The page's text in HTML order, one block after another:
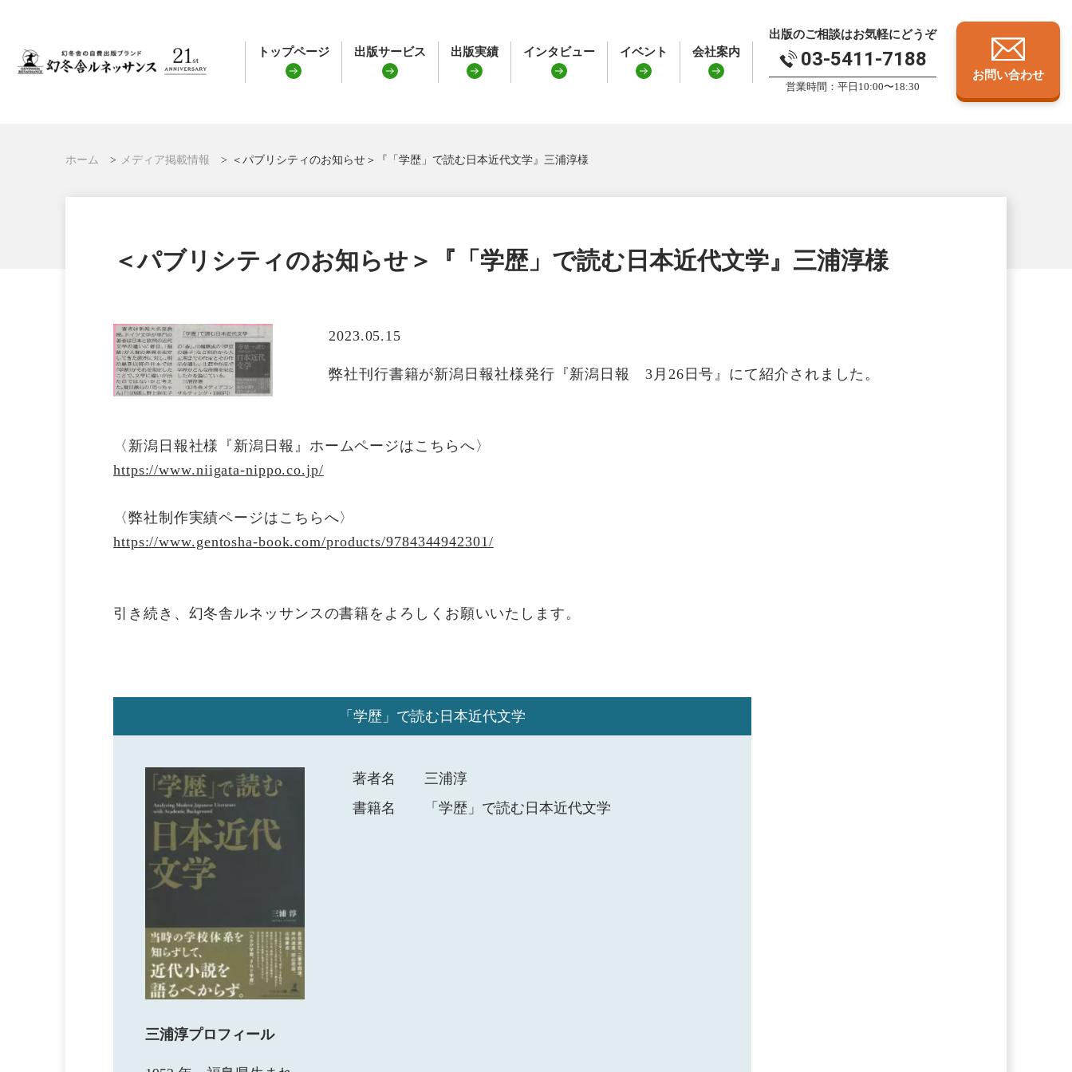
トップページ 出版サービス 出版実績 インタビュー イベント 会社案内
出版のご相談はお気軽にどうぞ
03-5411-7188
営業時間：平日10:00〜18:30
お問い合わせ
ホーム メディア掲載情報 ＜パブリシティのお知らせ＞『「学歴」で読む日本近代文学』三浦淳様
＜パブリシティのお知らせ＞『「学歴」で読む日本近代文学』三浦淳様
2023.05.15
弊社刊行書籍が新潟日報社様発行『新潟日報 3月26日号』 にて紹介されました。
〈 新潟日報社様『新潟日報』 ホームページはこちらへ〉
https://www.niigata-nippo.co.jp/
〈弊社制作実績ページはこちらへ〉
https://www.gentosha-book.com/products/9784344942301/
引き続き、幻冬舎ルネッサンスの書籍をよろしくお願いいたします。
「学歴」で読む日本近代文学
著者名
三浦淳
書籍名
「学歴」で読む日本近代文学
三浦淳プロフィール